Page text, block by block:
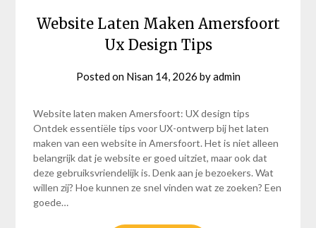
Website Laten Maken Amersfoort
Ux Design Tips
Posted on Nisan 14, 2026 byadmin
Website laten maken Amersfoort: UX design tips
Ontdek essentiële tips voor UX-ontwerp bij het laten
maken van een website in Amersfoort. Het is niet alleen
belangrijk dat je website er goed uitziet, maar ook dat
deze gebruiksvriendelijk is. Denk aan je bezoekers. Wat
willen zij? Hoe kunnen ze snel vinden wat ze zoeken? Een
goede…